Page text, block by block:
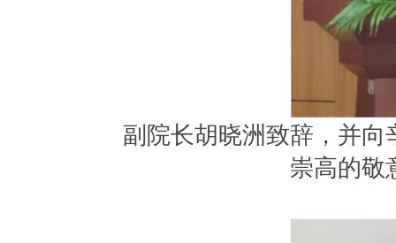
副院长胡晓洲致辞，并
崇高的敬